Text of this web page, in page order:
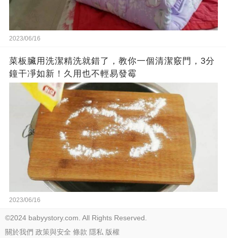
2023/06/16
菜板臟用洗潔精洗就錯了，教你一個清潔竅門，3分
鐘干凈如新！久用也不輕易發霉
2023/06/16
©2024 babyystory.com. All Rights Reserved.
關於我們 政策與安全 條款 隱私 版權